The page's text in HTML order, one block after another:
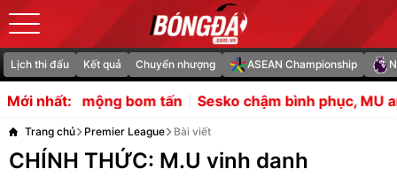
Lịch thi đấu Kết quả Chuyển nhượng ASEAN Championship
Mới nhất:
tấn Sesko chậm bình phục, MU an tâm nhờ tiền sử ít
Trang chủ Premier League Bài viết
CHÍNH THỨC: M.U vinh danh